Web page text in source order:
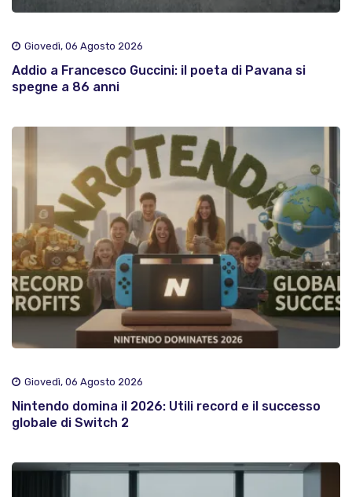
Giovedì, 06 Agosto 2026
Addio a Francesco Guccini: il poeta di Pavana si
spegne a 86 anni
Giovedì, 06 Agosto 2026
Nintendo domina il 2026: Utili record e il successo
globale di Switch 2